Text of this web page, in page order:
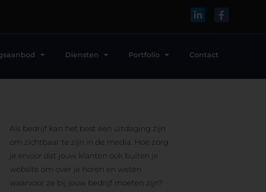
Diensten Portfolio Contact
Als bedrijf kan het best een uitdaging zijn
om zichtbaar te zijn in de media. Hoe zorg
je ervoor dat jouw klanten ook buiten je
website om over je horen en weten
waarvoor ze bij jouw bedrijf moeten zijn?